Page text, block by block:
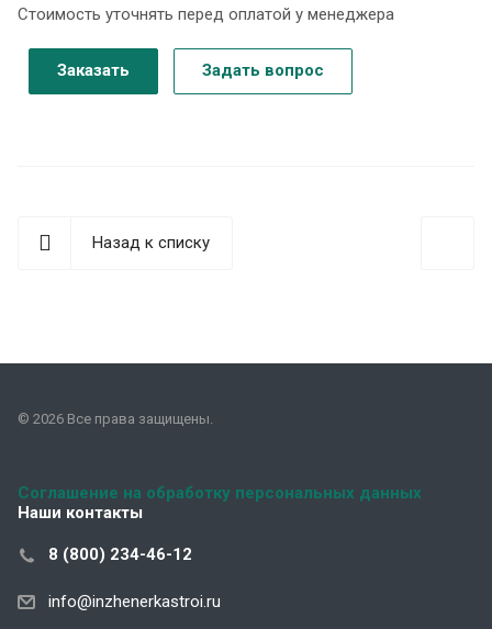
Стоимость уточнять перед оплатой у менеджера
Заказать Задать вопрос
Назад к списку
© 2026 Все права защищены.
Соглашение на обработку персональных данных
Наши контакты
8 (800) 234-46-12
info@inzhenerkastroi.ru